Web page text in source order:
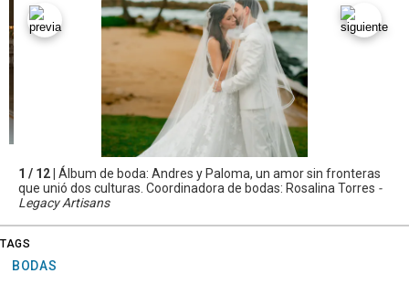
1 / 12 | Álbum de boda: Andres y Paloma, un amor sin fronteras
que unió dos culturas. Coordinadora de bodas: Rosalina Torres -
Legacy Artisans
TAGS
BODAS